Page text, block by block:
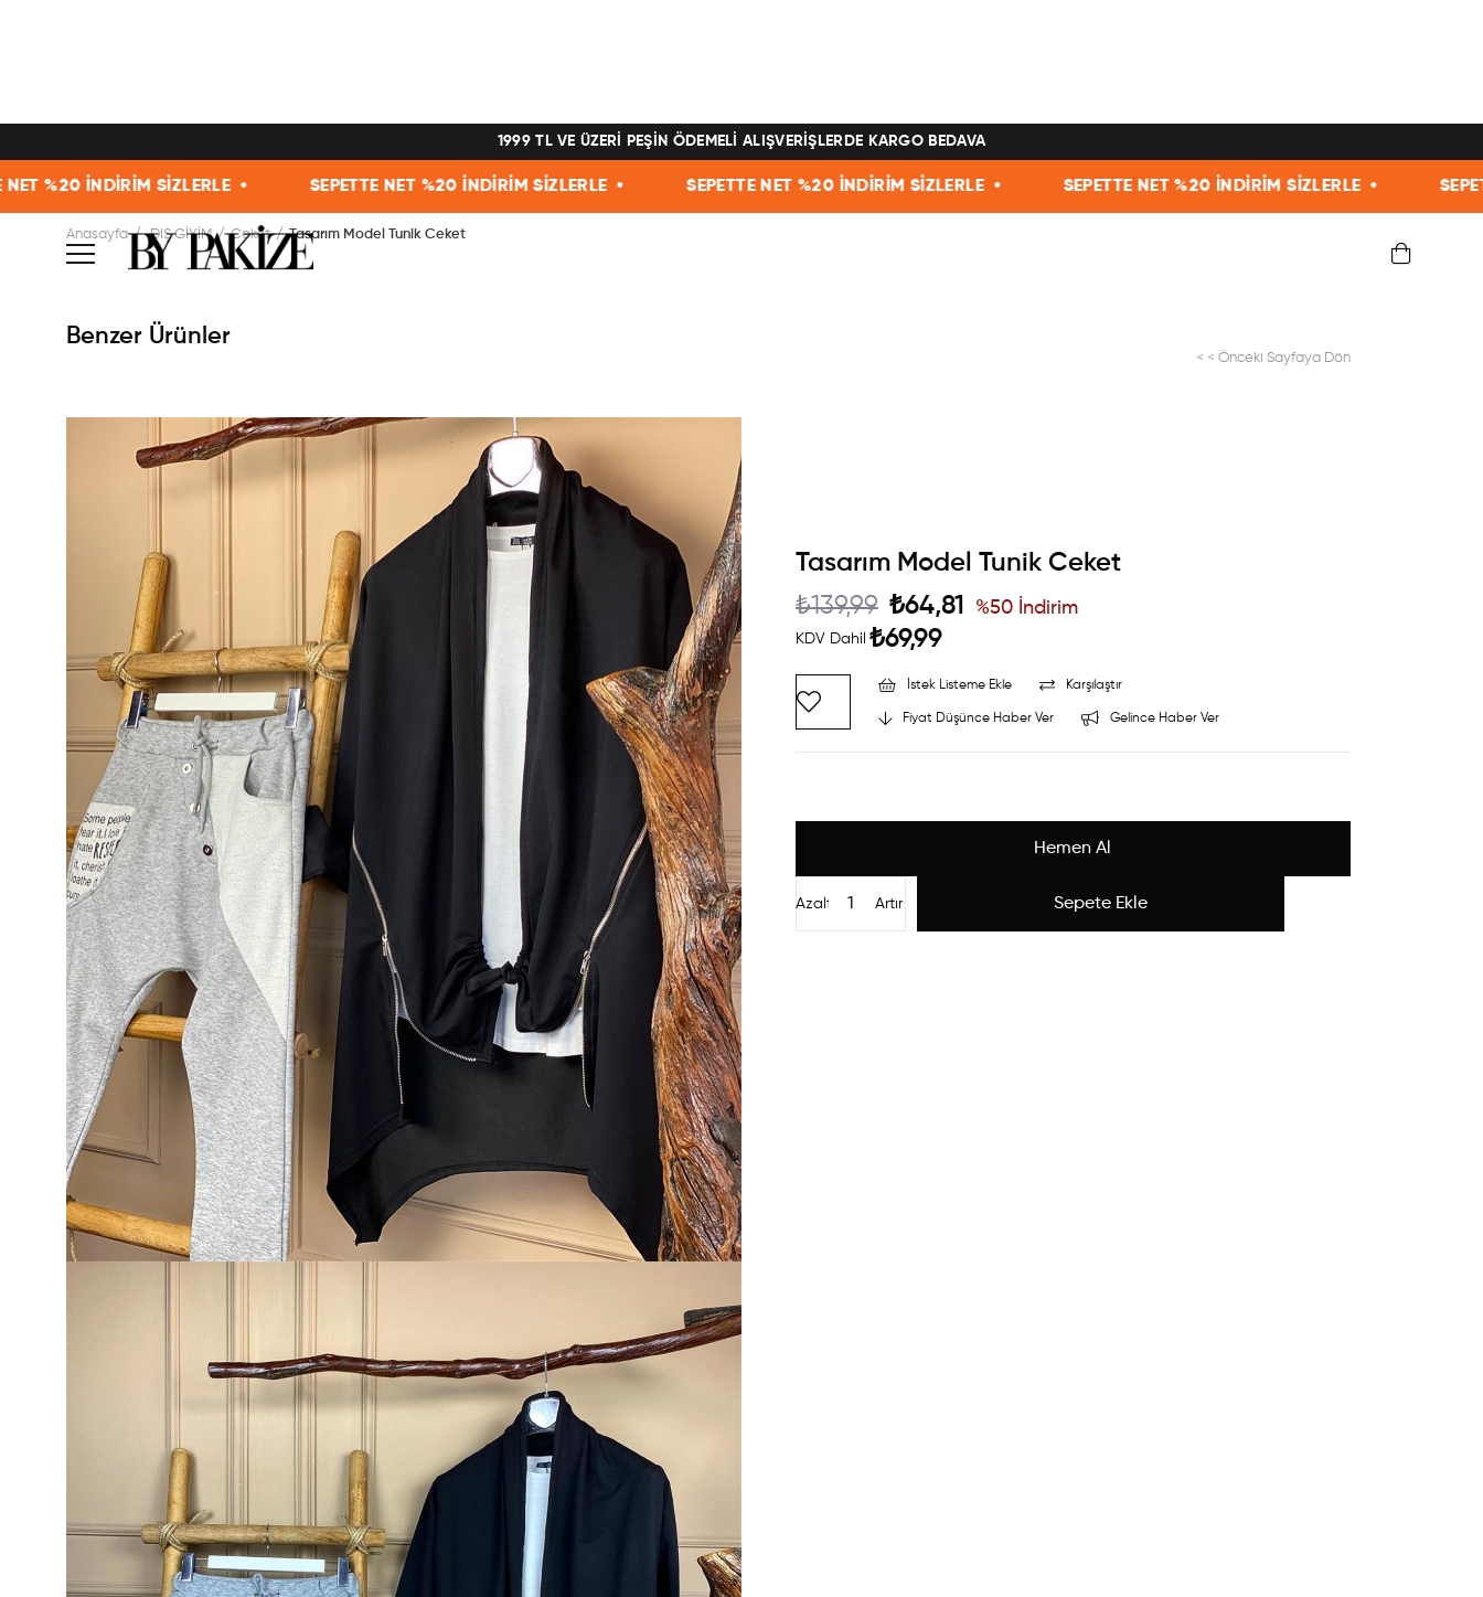
1999 TL VE ÜZERİ PEŞİN ÖDEMELİ ALIŞVERİŞLERDE KARGO BEDAVA
SİZLERLE • SEPETTE NET %20 İNDİRİM SİZLERLE • SEPETTE NET %20 İNDİRİM SİZLERLE • SEPETTE NET %20 İNDİRİM SİZLERLE • SEPETTE NET %20
Anasayfa DIŞ GİYİM Ceket Tasarım Model Tunik Ceket
< < Önceki Sayfaya Dön
Benzer Ürünler
Tasarım Model Tunik Ceket
₺139,99 ₺64,81
KDV Dahil ₺69,99
%50İndirim
İstek Listeme Ekle Karşılaştır
Fiyat Düşünce Haber Ver Gelince Haber Ver
Artır
Azalt